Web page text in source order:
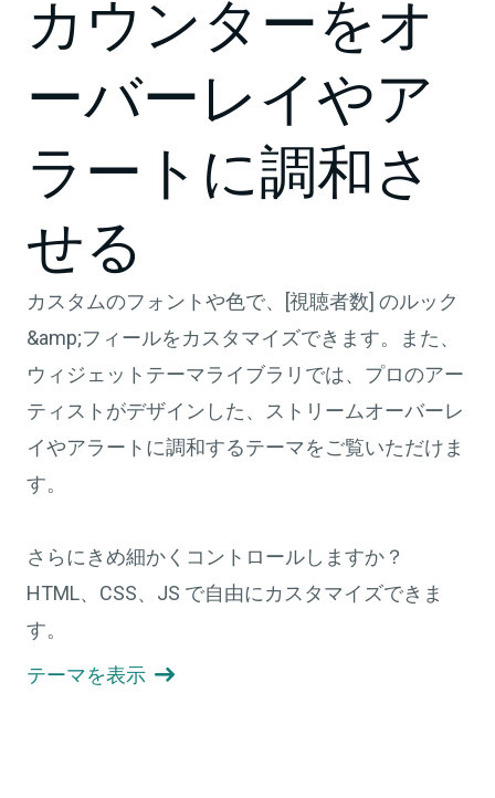
カウンターをオ
ーバーレイやア
ラートに調和さ
せる
カスタムのフォントや色で、[視聴者数] のルック
&amp;フィールをカスタマイズできます。また、
ウィジェットテーマライブラリでは、プロのアー
ティストがデザインした、ストリームオーバーレ
イやアラートに調和するテーマをご覧いただけま
す。
さらにきめ細かくコントロールしますか？
HTML、CSS、JS で自由にカスタマイズできま
す。
テーマを表示 